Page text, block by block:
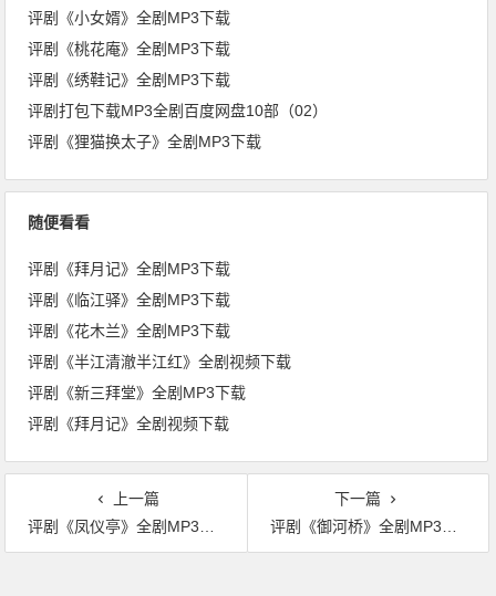
评剧《小女婿》全剧MP3下载
评剧《桃花庵》全剧MP3下载
评剧《绣鞋记》全剧MP3下载
评剧打包下载MP3全剧百度网盘10部（02）
评剧《狸猫换太子》全剧MP3下载
随便看看
评剧《拜月记》全剧MP3下载
评剧《临江驿》全剧MP3下载
评剧《花木兰》全剧MP3下载
评剧《半江清澈半江红》全剧视频下载
评剧《新三拜堂》全剧MP3下载
评剧《拜月记》全剧视频下载
上一篇
评剧《凤仪亭》全剧MP3下载
下一篇
评剧《御河桥》全剧MP3下载